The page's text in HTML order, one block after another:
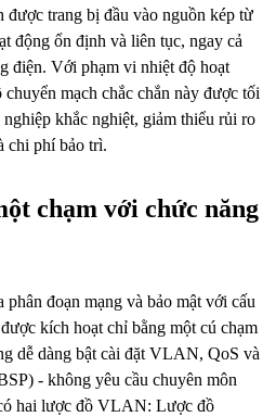
trang bị đầu vào nguồn kép từ
động ổn định và liên tục, ngay cả
điện. Với phạm vi nhiệt độ hoạt
mạch chắc chắn này được tối
khắc nghiệt, giảm thiểu rủi ro
chi phí bảo trì.
chạm với chức năng
đoạn mạng và bảo mật với cấu
kích hoạt chỉ bằng một cú chạm
dễ dàng bật cài đặt VLAN, QoS và
- không yêu cầu chuyên môn
hai lược đồ VLAN: Lược đồ